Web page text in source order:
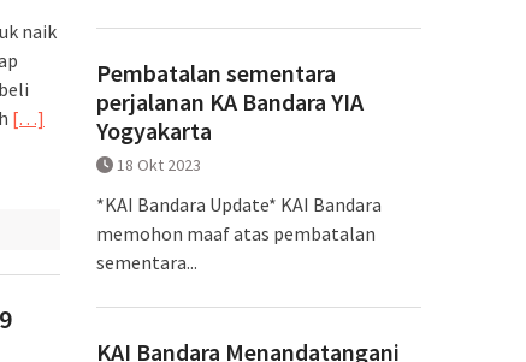
naik
[…]
Pembatalan sementara
perjalanan KA Bandara YIA
Yogyakarta
18 Okt 2023
*KAI Bandara Update* KAI Bandara
memohon maaf atas pembatalan
sementara...
KAI Bandara Menandatangani